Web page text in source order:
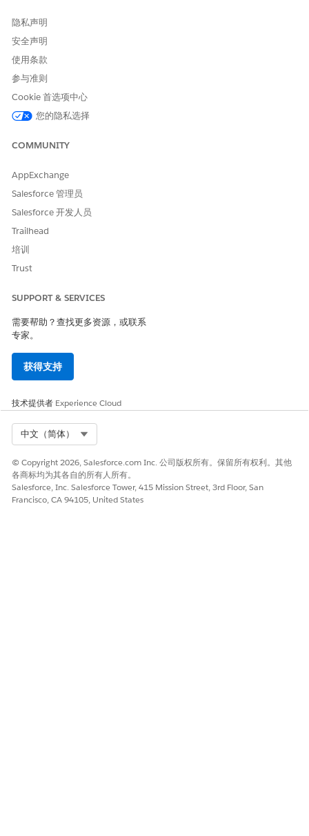
隐私声明
安全声明
使用条款
参与准则
Cookie 首选项中心
您的隐私选择
COMMUNITY
AppExchange
Salesforce 管理员
Salesforce 开发人员
Trailhead
培训
Trust
SUPPORT & SERVICES
需要帮助？查找更多资源，或联系
专家。
获得支持
技术提供者 Experience Cloud
中文（简体）
© Copyright 2026, Salesforce.com Inc. 公司版权所有。保留所有权利。其他
各商标均为其各自的所有人所有。
Salesforce, Inc. Salesforce Tower, 415 Mission Street, 3rd Floor, San
Francisco, CA 94105, United States